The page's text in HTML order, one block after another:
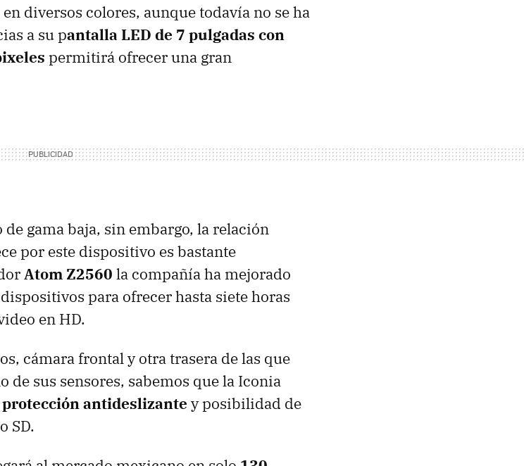
diversos colores, aunque todavía no se ha
a su pantalla LED de 7 pulgadas con
permitirá ofrecer una gran
gama baja, sin embargo, la relación
por este dispositivo es bastante
Atom Z2560 la compañía ha mejorado
para ofrecer hasta siete horas
en HD.
cámara frontal y otra trasera de las que
de sus sensores, sabemos que la Iconia
protección antideslizante y posibilidad de
SD.